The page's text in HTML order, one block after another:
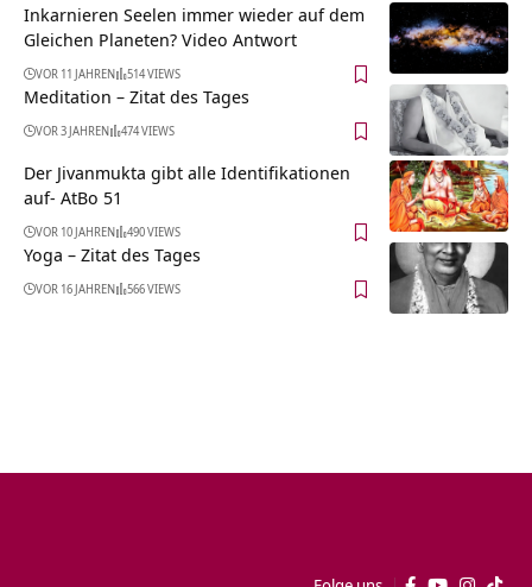
Inkarnieren Seelen immer wieder auf dem
Gleichen Planeten? Video Antwort
VOR 11 JAHREN 514 VIEWS
Meditation – Zitat des Tages
VOR 3 JAHREN 474 VIEWS
Der Jivanmukta gibt alle Identifikationen
auf- AtBo 51
VOR 10 JAHREN 490 VIEWS
Yoga – Zitat des Tages
VOR 16 JAHREN 566 VIEWS